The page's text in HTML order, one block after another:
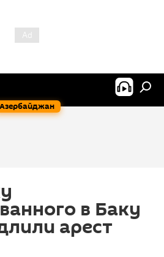
Азербайджан
в Баку
арест